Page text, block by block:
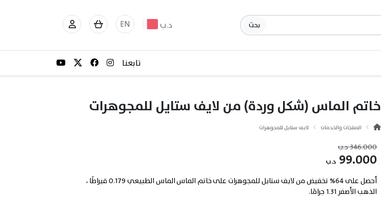
بحث د.ب EN
تابعنا
خاتم الماس (شكل وردة) من لايف ستايل للمجوهرات
المنتجات والخدمات لايف ستايل للمجوهرات
346.000د.ب
99.000 د.ب
أحصل على 64% تخفيض من لايف ستايل للمجوهرات على خاتم الماس الماس الطبيعي 0.179 قيراطًا ،
الذهب الأصفر 1.31 جرامًا.